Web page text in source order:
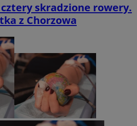
cztery skradzione rowery.
z Chorzowa